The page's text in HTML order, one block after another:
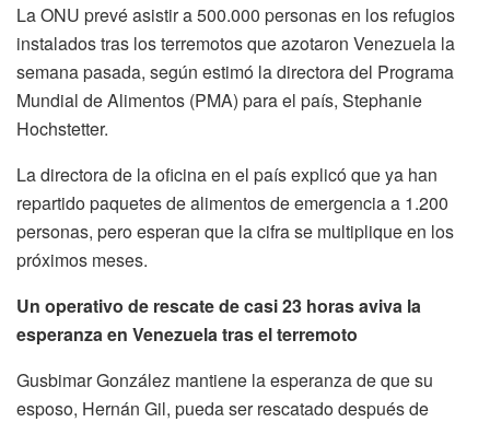
La ONU prevé asistir a 500.000 personas en los refugios
instalados tras los terremotos que azotaron Venezuela la
semana pasada, según estimó la directora del Programa
Mundial de Alimentos (PMA) para el país, Stephanie
Hochstetter.
La directora de la oficina en el país explicó que ya han
repartido paquetes de alimentos de emergencia a 1.200
personas, pero esperan que la cifra se multiplique en los
próximos meses.
Un operativo de rescate de casi 23 horas aviva la
esperanza en Venezuela tras el terremoto
Gusbimar González mantiene la esperanza de que su
esposo, Hernán Gil, pueda ser rescatado después de